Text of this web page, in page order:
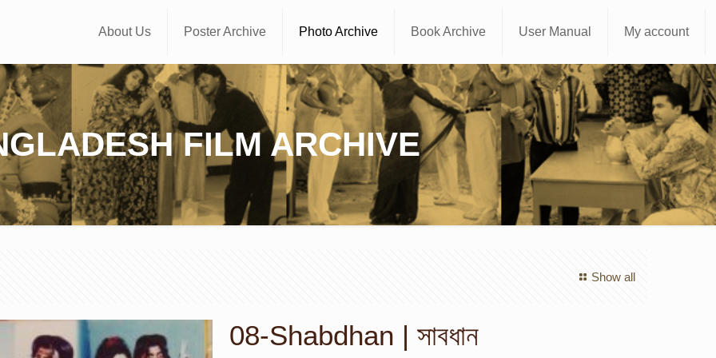
About Us Poster Archive Photo Archive Book Archive User Manual My account
FILM ARCHIVE
Show all
08-Shabdhan | সাবধান